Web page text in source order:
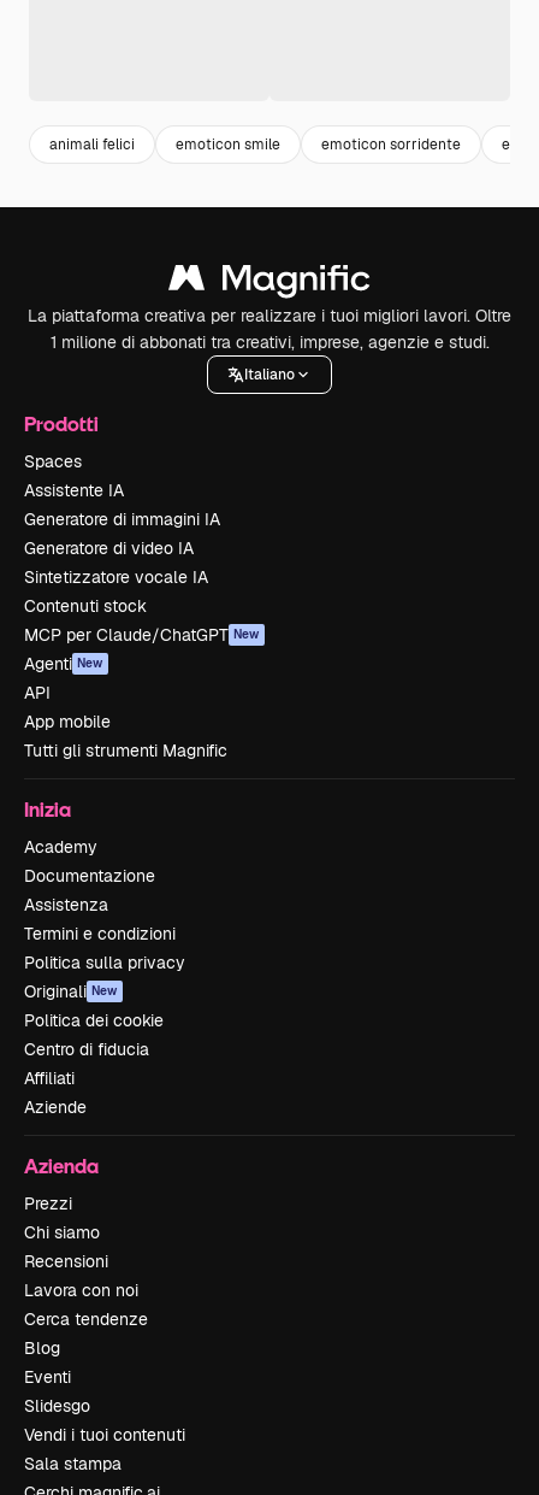
animali felici emoticon smile emoticon sorridente
La piattaforma creativa per realizzare i tuoi migliori lavori. Oltre
1 milione di abbonati tra creativi, imprese, agenzie e studi.
Italiano
Prodotti
Spaces
Assistente IA
Generatore di immagini IA
Generatore di video IA
Sintetizzatore vocale IA
Contenuti stock
MCP per Claude/ChatGPT New
Agenti New
API
App mobile
Tutti gli strumenti Magnific
Inizia
Academy
Documentazione
Assistenza
Termini e condizioni
Politica sulla privacy
Originali New
Politica dei cookie
Centro di fiducia
Affiliati
Aziende
Azienda
Prezzi
Chi siamo
Recensioni
Lavora con noi
Cerca tendenze
Blog
Eventi
Slidesgo
Vendi i tuoi contenuti
Sala stampa